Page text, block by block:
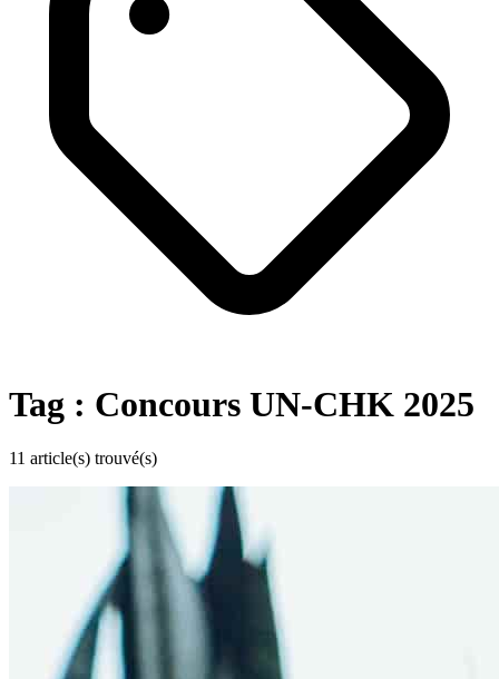
Tag : Concours UN-CHK 2025
11 article(s) trouvé(s)